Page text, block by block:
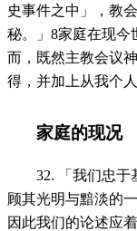
史事件之中」，教
秘。」 8家庭在现今
而，既然主教会议
得，并加上从我个
家庭的现况
32.
「我们忠
顾其光明与黯淡的
因此我们的论述应